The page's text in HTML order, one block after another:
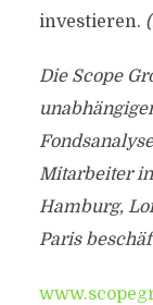
investieren.
Die Scope
Mitarbeiter
Hamburg,
Paris